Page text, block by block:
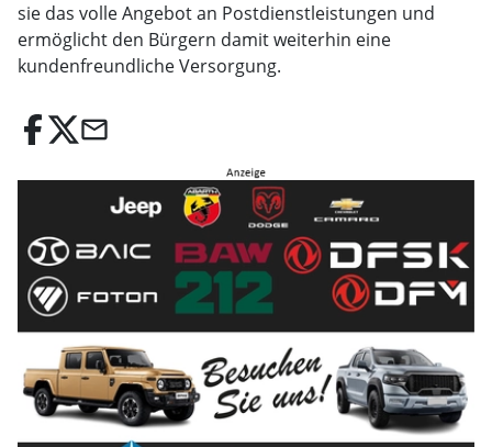
sie das volle Angebot an Postdienstleistungen und
ermöglicht den Bürgern damit weiterhin eine
kundenfreundliche Versorgung.
email